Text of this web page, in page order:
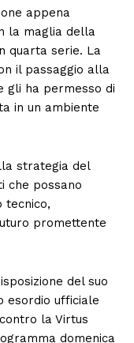
appena
la maglia della
quarta serie. La
il passaggio alla
gli ha permesso di
in un ambiente
strategia del
che possano
tecnico,
promettente
del suo
esordio ufficiale
la Virtus
domenica